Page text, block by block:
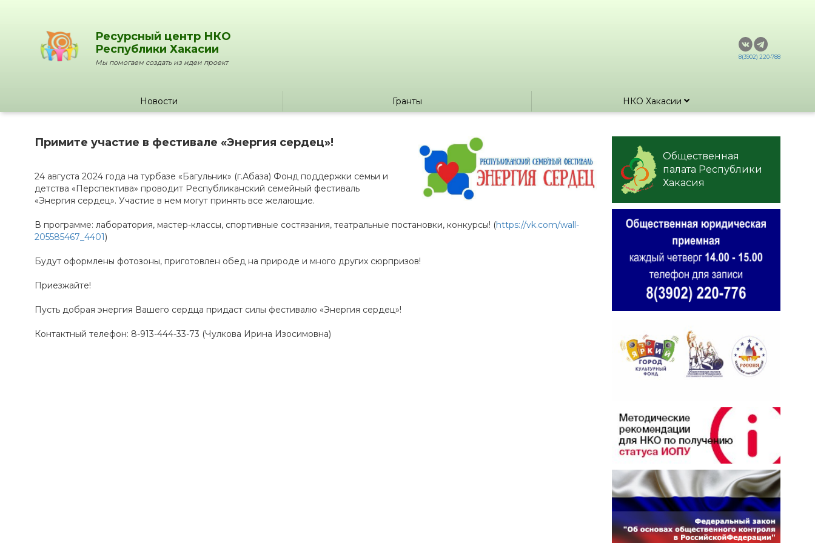
Ресурсный центр НКО
Республики Хакасии
Мы помогаем создать из идеи проект
8(3902) 220-788
Новости Гранты НКО Хакасии
Общественная
палата Республики
Хакасия
Примите участие в фестивале «Энергия сердец»!
24 августа 2024 года на турбазе «Багульник» (г.Абаза) Фонд поддержки семьи и
детства «Перспектива» проводит Республиканский семейный фестиваль
«Энергия сердец». Участие в нем могут принять все желающие.
В программе: лаборатория, мастер-классы, спортивные состязания, театральные постановки, конкурсы! (https://vk.com/wall-
205585467_4401)
Будут оформлены фотозоны, приготовлен обед на природе и много других сюрпризов!
Приезжайте!
Пусть добрая энергия Вашего сердца придаст силы фестивалю «Энергия сердец»!
Контактный телефон: 8-913-444-33-73 (Чулкова Ирина Изосимовна)